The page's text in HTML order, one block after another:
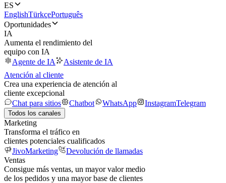
ES
EnglishTürkçePortuguês
Oportunidades
IA
Aumenta el rendimiento del
equipo con IA
Agente de IA
Asistente de IA
Atención al cliente
Crea una experiencia de atención al
cliente excepcional
Chat para sitios
Chatbot WhatsApp InstagramTelegram
Todos los canales
Marketing
Transforma el tráfico en
clientes potenciales cualificados
JivoMarketing
Devolución de llamadas
Ventas
Consigue más ventas, un mayor valor medio
de los pedidos y una mayor base de clientes